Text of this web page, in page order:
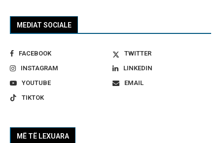
MEDIAT SOCIALE
FACEBOOK
TWITTER
INSTAGRAM
LINKEDIN
YOUTUBE
EMAIL
TIKTOK
MË TË LEXUARA